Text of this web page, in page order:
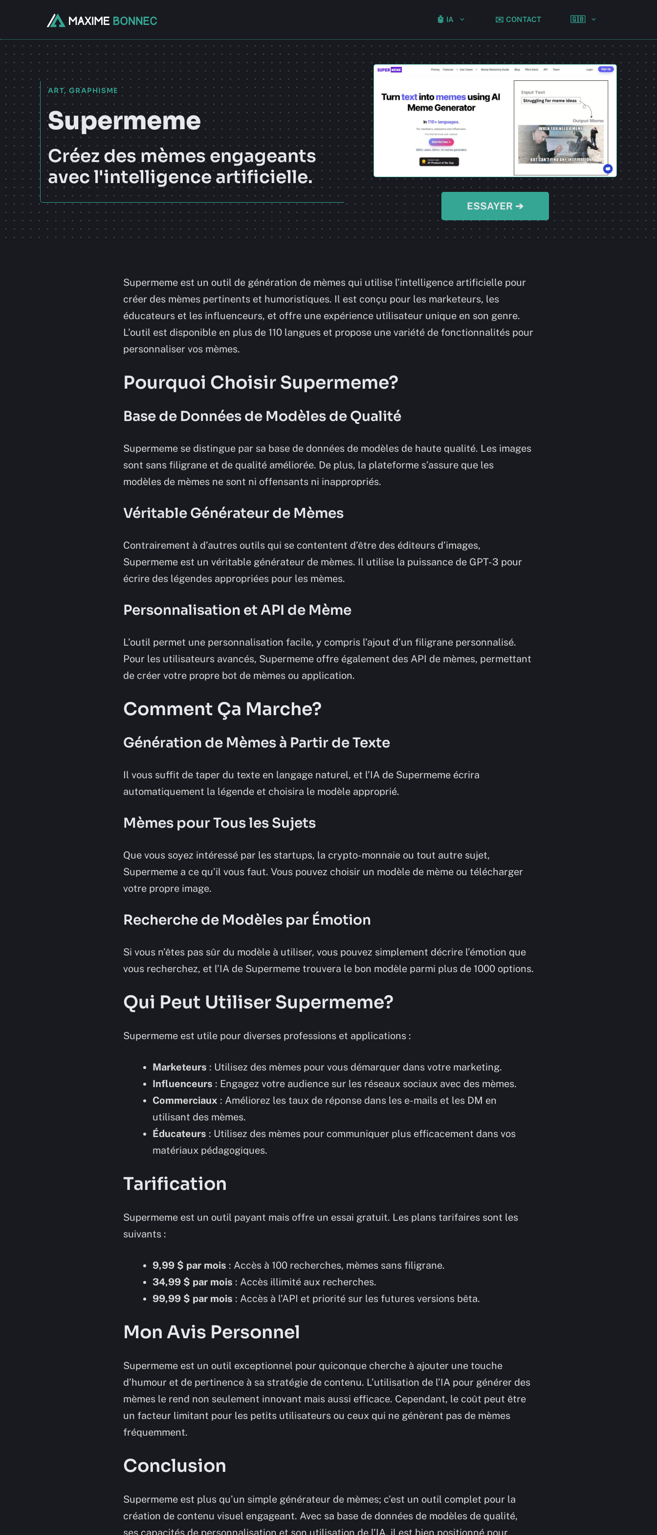
contenu
🤖 IA ✉️ CONTACT 🇬🇧
ART,GRAPHISME
Supermeme
Créez des mèmes engageants
avec l'intelligence artificielle.
ESSAYER ➔
Supermeme est un outil de génération de mèmes qui utilise l’intelligence artificielle pour
créer des mèmes pertinents et humoristiques. Il est conçu pour les marketeurs, les
éducateurs et les influenceurs, et offre une expérience utilisateur unique en son genre.
L’outil est disponible en plus de 110 langues et propose une variété de fonctionnalités pour
personnaliser vos mèmes.
Pourquoi Choisir Supermeme?
Base de Données de Modèles de Qualité
Supermeme se distingue par sa base de données de modèles de haute qualité. Les images
sont sans filigrane et de qualité améliorée. De plus, la plateforme s’assure que les
modèles de mèmes ne sont ni offensants ni inappropriés.
Véritable Générateur de Mèmes
Contrairement à d’autres outils qui se contentent d’être des éditeurs d’images,
Supermeme est un véritable générateur de mèmes. Il utilise la puissance de GPT-3 pour
écrire des légendes appropriées pour les mèmes.
Personnalisation et API de Mème
L’outil permet une personnalisation facile, y compris l’ajout d’un filigrane personnalisé.
Pour les utilisateurs avancés, Supermeme offre également des API de mèmes, permettant
de créer votre propre bot de mèmes ou application.
Comment Ça Marche?
Génération de Mèmes à Partir de Texte
Il vous suffit de taper du texte en langage naturel, et l’IA de Supermeme écrira
automatiquement la légende et choisira le modèle approprié.
Mèmes pour Tous les Sujets
Que vous soyez intéressé par les startups, la crypto-monnaie ou tout autre sujet,
Supermeme a ce qu’il vous faut. Vous pouvez choisir un modèle de mème ou télécharger
votre propre image.
Recherche de Modèles par Émotion
Si vous n’êtes pas sûr du modèle à utiliser, vous pouvez simplement décrire l’émotion que
vous recherchez, et l’IA de Supermeme trouvera le bon modèle parmi plus de 1000 options.
Qui Peut Utiliser Supermeme?
Supermeme est utile pour diverses professions et applications :
Marketeurs : Utilisez des mèmes pour vous démarquer dans votre marketing.
Influenceurs : Engagez votre audience sur les réseaux sociaux avec des mèmes.
Commerciaux : Améliorez les taux de réponse dans les e-mails et les DM en
utilisant des mèmes.
Éducateurs : Utilisez des mèmes pour communiquer plus efficacement dans vos
matériaux pédagogiques.
Tarification
Supermeme est un outil payant mais offre un essai gratuit. Les plans tarifaires sont les
suivants :
9,99 $ par mois : Accès à 100 recherches, mèmes sans filigrane.
34,99 $ par mois : Accès illimité aux recherches.
99,99 $ par mois : Accès à l’API et priorité sur les futures versions bêta.
Mon Avis Personnel
Supermeme est un outil exceptionnel pour quiconque cherche à ajouter une touche
d’humour et de pertinence à sa stratégie de contenu. L’utilisation de l’IA pour générer des
mèmes le rend non seulement innovant mais aussi efficace. Cependant, le coût peut être
un facteur limitant pour les petits utilisateurs ou ceux qui ne génèrent pas de mèmes
fréquemment.
Conclusion
Supermeme est plus qu’un simple générateur de mèmes; c’est un outil complet pour la
création de contenu visuel engageant. Avec sa base de données de modèles de qualité,
ses capacités de personnalisation et son utilisation de l’IA, il est bien positionné pour